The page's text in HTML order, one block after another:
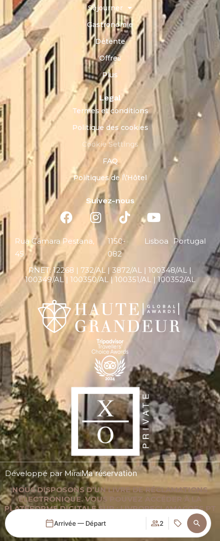
Arrivée — Départ 2
Séjourner
Gastronomie
Détente
Offres
Plus
Legal
Termes et conditions
Politique des cookies
Cookie Settings
FAQ
Politiques de l\’Hôtel
Suivez-nous
Rua Câmara Pestana,
45
1150-
082
Lisboa Portugal
RNET:12268 | 732/AL | 3872/AL | 100348/AL |
100349/AL | 100350/AL | 100351/AL | 100352/AL
Développé par MiraiMa réservation
NOUS DISPOSONS D’UN LIVRE DE RÉCLAMATIONS
ÉLECTRONIQUE. VOUS POUVEZ ACCÉDER À LA
PLATEFORME DIGITALE SUR : LIVRORECLAMACOES.PT